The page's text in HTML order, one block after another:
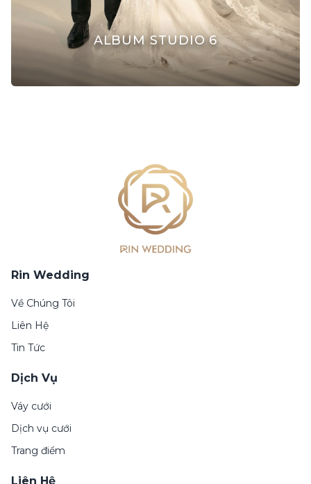
ALBUM STUDIO 6
Rin Wedding
Về Chúng Tôi
Liên Hệ
Tin Tức
Dịch Vụ
Váy cưới
Dịch vụ cưới
Trang điểm
Liên Hệ